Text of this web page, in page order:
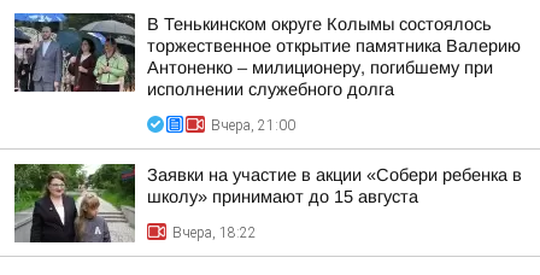
В Тенькинском округе Колымы состоялось
торжественное открытие памятника Валерию
Антоненко – милиционеру, погибшему при
исполнении служебного долга
Вчера, 21:00
Заявки на участие в акции «Собери ребенка в
школу» принимают до 15 августа
Вчера, 18:22